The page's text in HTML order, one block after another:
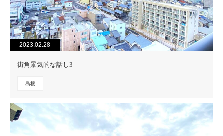
2023.02.28
街角景気的な話し3
島根